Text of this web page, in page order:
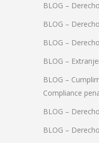
BLOG –
BLOG –
BLOG –
BLOG –
BLOG –
Compliance
BLOG –
BLOG –